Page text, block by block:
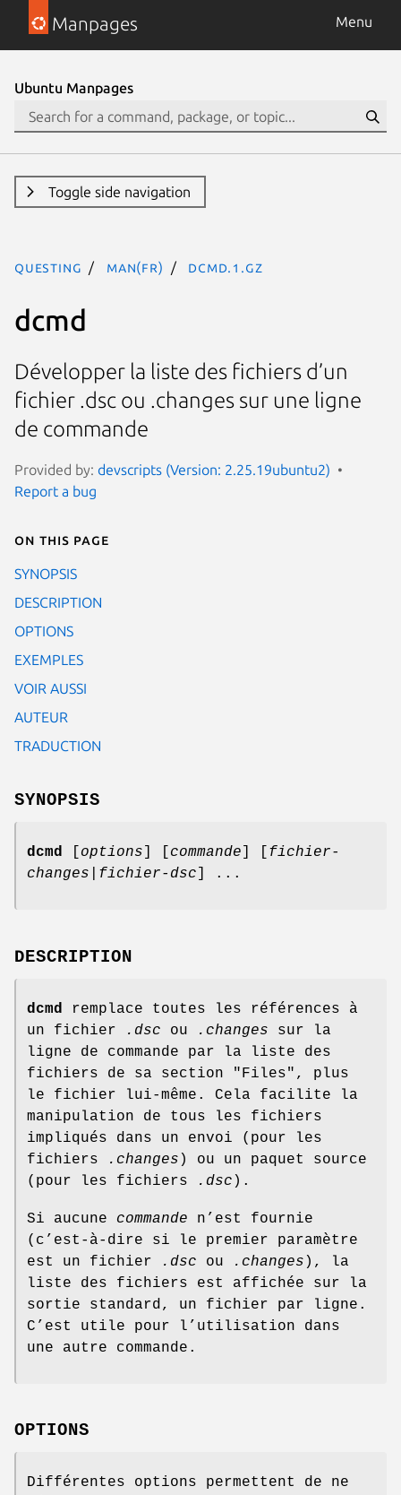
Manpages Menu
Ubuntu Manpages
Toggle side navigation
questing man(fr) dcmd.1.gz
dcmd
Développer la liste des fichiers d’un
fichier .dsc ou .changes sur une ligne
de commande
Provided by: devscripts (Version: 2.25.19ubuntu2)
Report a bug
On this page
SYNOPSIS
DESCRIPTION
OPTIONS
EXEMPLES
VOIR AUSSI
AUTEUR
TRADUCTION
SYNOPSIS
dcmd options commande
fichier-
changes
fichier-dsc ] ...
DESCRIPTION
dcmd
remplace toutes les références à
un fichier
.dsc ou .changes sur la
ligne de commande par la liste des
fichiers de sa section "Files", plus
le fichier lui-même. Cela facilite la
manipulation de tous les fichiers
impliqués dans un envoi (pour les
fichiers
.changes ) ou un paquet source
(pour les fichiers
.dsc ).
Si aucune commande n’est fournie
(c’est-à-dire si le premier paramètre
est un fichier
.dsc ou .changes ), la
liste des fichiers est affichée sur la
sortie standard, un fichier par ligne.
C’est utile pour l’utilisation dans
une autre commande.
OPTIONS
Différentes options permettent de ne